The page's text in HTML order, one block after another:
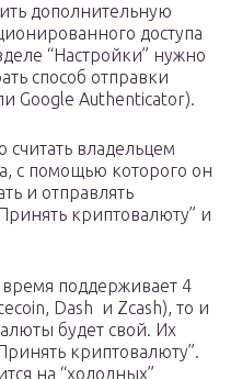
дополнительную
доступа
“Настройки” нужно
способ отправки
Google Authenticator).
считать владельцем
с помощью которого он
и отправлять
криптовалюту” и
поддерживает 4
Dash и Zcash), то и
будет свой. Их
криптовалюту”.
на “холодных”